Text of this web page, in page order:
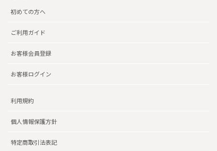
初めての方へ
ご利用ガイド
お客様会員登録
お客様ログイン
利用規約
個人情報保護方針
特定商取引法表記